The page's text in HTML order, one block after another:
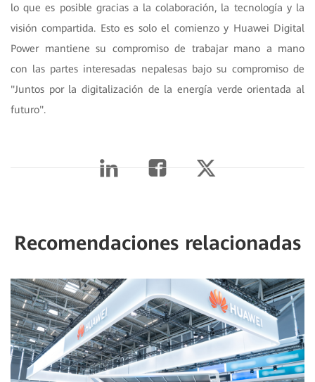
lo que es posible gracias a la colaboración, la tecnología y la
visión compartida. Esto es solo el comienzo y Huawei Digital
Power mantiene su compromiso de trabajar mano a mano
con las partes interesadas nepalesas bajo su compromiso de
"Juntos por la digitalización de la energía verde orientada al
futuro".
Recomendaciones relacionadas